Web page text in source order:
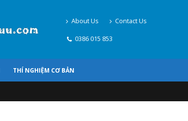
About Us Contact Us
0386 015 853
THÍ NGHIỆM CƠ BẢN